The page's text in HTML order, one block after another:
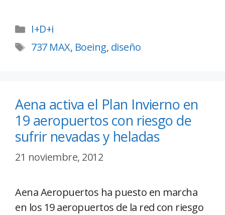
I+D+i
737 MAX, Boeing, diseño
Aena activa el Plan Invierno en
19 aeropuertos con riesgo de
sufrir nevadas y heladas
21 noviembre, 2012
Aena Aeropuertos ha puesto en marcha
en los 19 aeropuertos de la red con riesgo